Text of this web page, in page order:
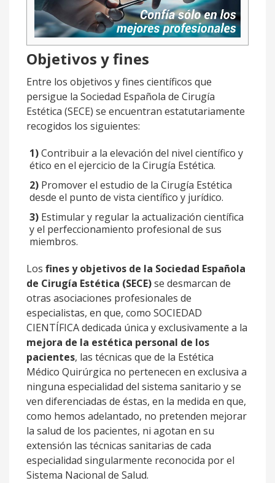
Objetivos y fines
Entre los objetivos y fines científicos que
persigue la Sociedad Española de Cirugía
Estética (SECE) se encuentran estatutariamente
recogidos los siguientes:
1)Contribuir a la elevación del nivel científico y
ético en el ejercicio de la Cirugía Estética.
2) Promover el estudio de la Cirugía Estética
desde el punto de vista científico y jurídico.
3) Estimular y regular la actualización científica
y el perfeccionamiento profesional de sus
miembros.
Los fines y objetivos de la Sociedad Española
de Cirugía Estética (SECE)se desmarcan de
otras asociaciones profesionales de
especialistas, en que, como SOCIEDAD
CIENTÍFICA dedicada única y exclusivamente a la
mejora de la estética personal de los
pacientes, las técnicas que de la Estética
Médico Quirúrgica no pertenecen en exclusiva a
ninguna especialidad del sistema sanitario y se
ven diferenciadas de éstas, en la medida en que,
como hemos adelantado, no pretenden mejorar
la salud de los pacientes, ni agotan en su
extensión las técnicas sanitarias de cada
especialidad singularmente reconocida por el
Sistema Nacional de Salud.